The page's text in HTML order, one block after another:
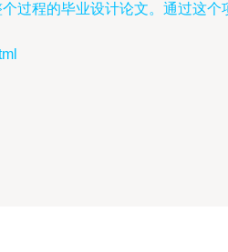
过程的毕业设计论文。通过这